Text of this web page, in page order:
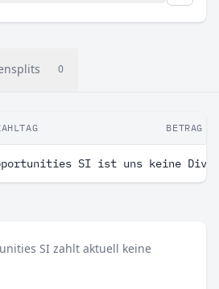
0
BETRAG
SI ist uns keine
SI zahlt aktuell keine